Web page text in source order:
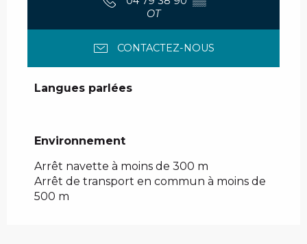
OT
CONTACTEZ-NOUS
Langues parlées
Langues parlées
Environnement
Environnement
Arrêt navette à moins de 300 m
Arrêt de transport en commun à moins de
500 m